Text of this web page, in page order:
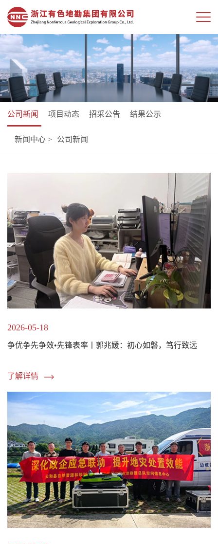
公司新闻 项目动态 招采公告 结果公示
新闻中心 > 公司新闻
2026-05-18
争优争先争效•先锋表率丨郭兆媛：初心如磐，笃行致远
了解详情